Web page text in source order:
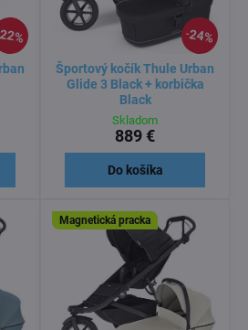
24%
Športový kočík Thule Urban
Glide 3 Black + korbička
Black
Skladom
889 €
Do košíka
Magnetická pracka